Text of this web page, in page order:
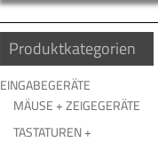
Produktkategorien
EINGABEGERÄTE
MÄUSE + ZEIGEGERÄTE
TASTATUREN +